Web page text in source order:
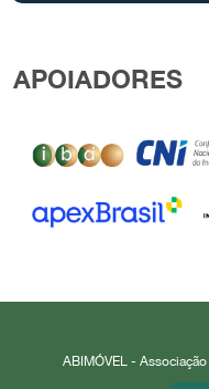
APOIADORES
ABIMÓVEL -